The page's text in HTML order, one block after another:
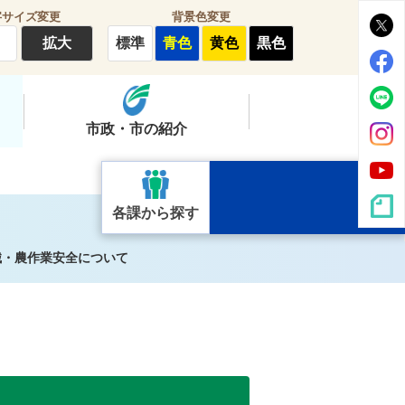
イズ変更
拡大
背景色変更
標準 青色 黄色 黒色
市政・市の紹介
各課から探す
農作業安全について